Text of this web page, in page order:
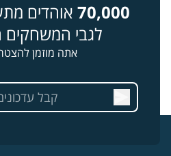
70,000 אוהדים
לגבי המשחקים
אתה מוזמן